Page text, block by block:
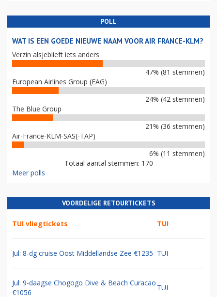
POLL
WAT IS EEN GOEDE NIEUWE NAAM VOOR AIR FRANCE-KLM?
Verzin alsjeblieft iets anders
47% (81 stemmen)
European Airlines Group (EAG)
24% (42 stemmen)
The Blue Group
21% (36 stemmen)
Air-France-KLM-SAS(-TAP)
6% (11 stemmen)
Totaal aantal stemmen: 170
Meer polls
VOORDELIGE RETOURTICKETS
TUI vliegtickets TUI
Jul: 8-dg cruise Oost Middellandse Zee €1235 TUI
Jul: 9-daagse Chogogo Dive & Beach Curacao
€1056
TUI